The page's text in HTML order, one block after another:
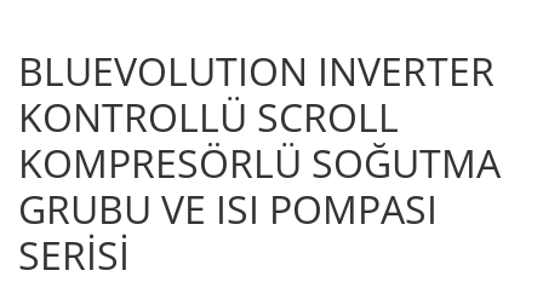
BLUEVOLUTION INVERTER
KONTROLLÜ SCROLL
KOMPRESÖRLÜ SOĞUTMA
GRUBU VE ISI POMPASI
SERİSİ